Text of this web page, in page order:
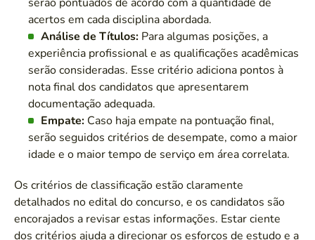
acertos em cada disciplina abordada.
Análise de Títulos: Para algumas posições, a
experiência profissional e as qualificações acadêmicas
serão consideradas. Esse critério adiciona pontos à
nota final dos candidatos que apresentarem
documentação adequada.
Empate: Caso haja empate na pontuação final,
serão seguidos critérios de desempate, como a maior
idade e o maior tempo de serviço em área correlata.
Os critérios de classificação estão claramente
detalhados no edital do concurso, e os candidatos são
encorajados a revisar estas informações. Estar ciente
dos critérios ajuda a direcionar os esforços de estudo e a